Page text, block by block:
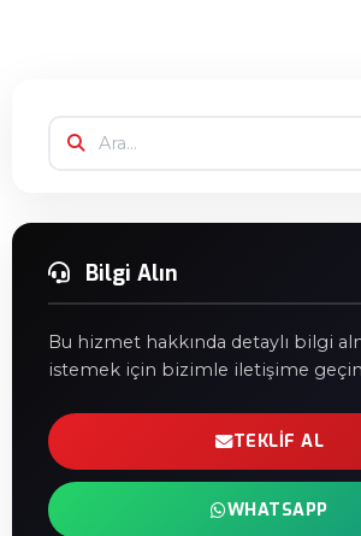
Bilgi Alın
Bu hizmet hakkında detaylı bilgi
istemek için bizimle iletişime
TEKLIF AL
WHATSAPP